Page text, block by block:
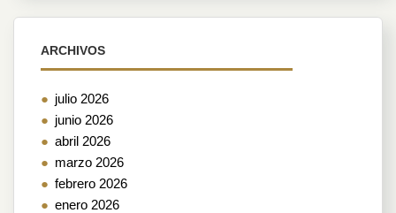
ARCHIVOS
julio 2026
junio 2026
abril 2026
marzo 2026
febrero 2026
enero 2026